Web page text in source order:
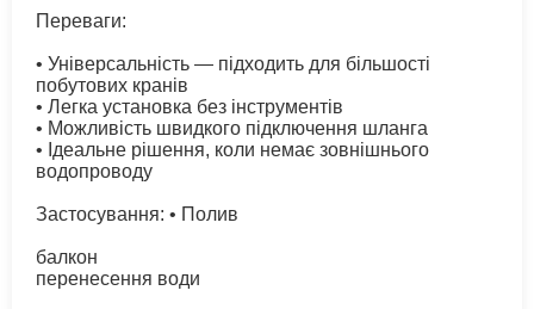
Переваги:
​​• Універсальність — підходить для більшості
побутових кранів
• Легка установка без інструментів
• Можливість швидкого підключення шланга
• Ідеальне рішення, коли немає зовнішнього
водопроводу
Застосування: • Полив
балкон
перенесення води